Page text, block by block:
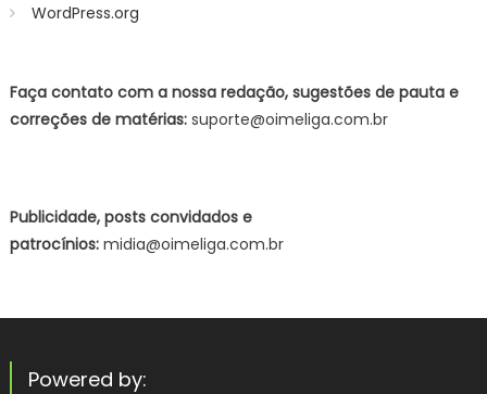
WordPress.org
Faça contato com a nossa redação, sugestões de pauta e
correções de matérias:suporte@oimeliga.com.br
Publicidade, posts convidados e
patrocínios:midia@oimeliga.com.br
Powered by: